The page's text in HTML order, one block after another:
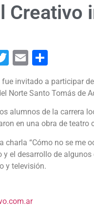
Creativo
Twitter
Email
invitado a participar
Norte Santo Tomás de
alumnos de la carrera
en una obra de teatro
charla “Cómo no se me
y el desarrollo de
y televisión.